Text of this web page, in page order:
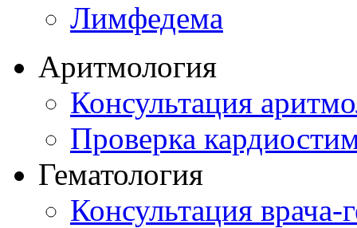
Лимфедема
Аритмология
Консультация
Проверка
Гематология
Консультация врача-